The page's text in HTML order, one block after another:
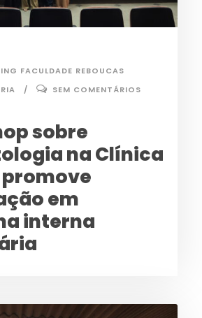
FACULDADE REBOUCAS
SEM COMENTÁRIOS
sobre
na Clínica
em
interna